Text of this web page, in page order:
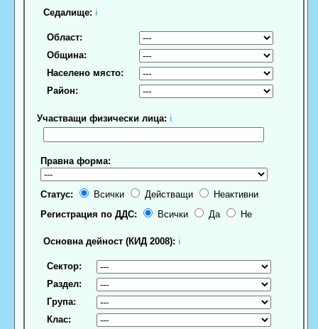
Седалище: ℹ
Област:
Община:
Населено място:
Район:
Участващи физически лица: ℹ
Правна форма:
Статус: Всички Действащи
Неактивни
Регистрация по ДДС:
Всички Да Не
Основна дейност (КИД 2008): ℹ
Сектор:
Раздел:
Група:
Клас: